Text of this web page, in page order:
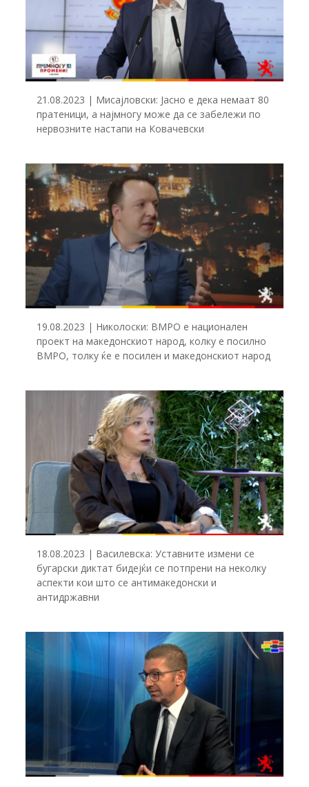
21.08.2023 | Мисајловски: Јасно е дека немаат 80
пратеници, а најмногу може да се забележи по
нервозните настапи на Ковачевски
19.08.2023 | Николоски: ВМРО е национален
проект на македонскиот народ, колку е посилно
ВМРО, толку ќе е посилен и македонскиот народ
18.08.2023 | Василевска: Уставните измени се
бугарски диктат бидејќи се потпрени на неколку
аспекти кои што се антимакедонски и
антидржавни